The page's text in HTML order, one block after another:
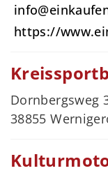
https://
Dornbergsweg
38855